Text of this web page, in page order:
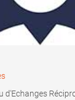
d'Echanges